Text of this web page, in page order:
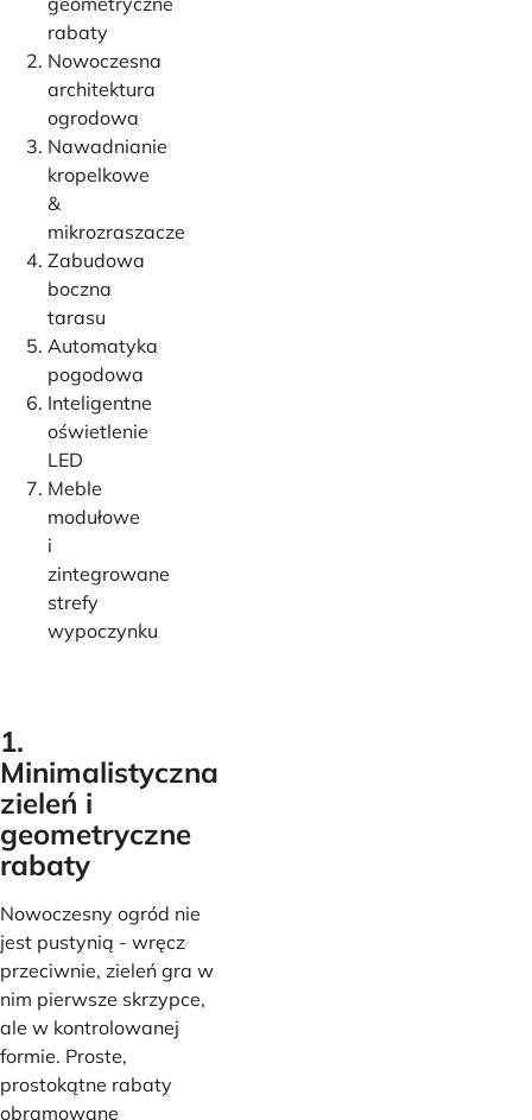
rabaty
Nowoczesna
architektura
ogrodowa
Nawadnianie
kropelkowe
&
mikrozraszacze
Zabudowa
boczna
tarasu
Automatyka
pogodowa
Inteligentne
oświetlenie
LED
Meble
modułowe
i
zintegrowane
strefy
wypoczynku
1.
Minimalistyczna
zieleń i
geometryczne
rabaty
Nowoczesny ogród nie
jest pustynią - wręcz
przeciwnie, zieleń gra w
nim pierwsze skrzypce,
ale w kontrolowanej
formie. Proste,
prostokątne rabaty
obramowane